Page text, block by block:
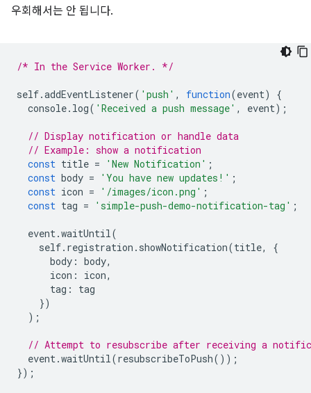
우회해서는 안 됩니다.
/* In the Service Worker. */
self.addEventListener( 'push' , function(event)
{
console. log( 'Received a push message' , event);
// Display notification or handle data
// Example: show a notification
const title = 'New Notification' ;
const body = 'You have new updates!' ;
const icon = '/images/icon.png' ;
const tag = 'simple-push-demo-notification-tag' ;
event.waitUntil(
self. registration . showNotification(title,
{
body : body,
icon : icon,
tag :
tag
})
);
// Attempt to resubscribe after receiving a
event.waitUntil(resubscribeToPush());
});